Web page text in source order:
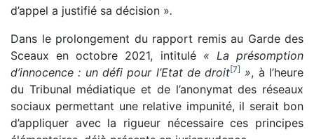
d’appel a justifié sa décision ».
Dans le prolongement du rapport remis au Garde des
Sceaux en octobre 2021, intitulé « La présomption
d’innocence : un défi pour l’Etat de droit[7] », à l’heure
du Tribunal médiatique et de l’anonymat des réseaux
sociaux permettant une relative impunité, il serait bon
d’appliquer avec la rigueur nécessaire ces principes